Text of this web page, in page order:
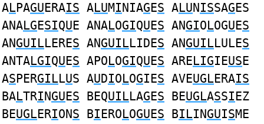
ALPAGUERAIS ALUMINIAGES ALUNISSAGES
ANALGESIQUE ANALOGIQUES ANGIOLOGUES
ANGUILLERES ANGUILLIDES ANGUILLULES
ANTALGIQUES APOLOGIQUES ARELIGIEUSE
ASPERGILLUS AUDIOLOGIES AVEUGLERAIS
BALTRINGUES BEQUILLAGES BEUGLASSIEZ
BEUGLERIONS BIEROLOGUES BILINGUISME